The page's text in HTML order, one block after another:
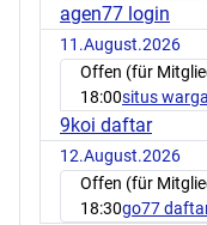
agen77 login
11.August.2026
Offen (für
18:00situs
9koi daftar
12.August.2026
Offen (für
18:30go77